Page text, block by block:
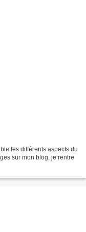
les différents aspects du
sur mon blog, je rentre